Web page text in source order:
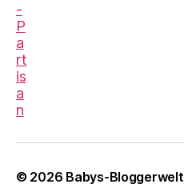
© 2026 Babys-Bloggerwelt